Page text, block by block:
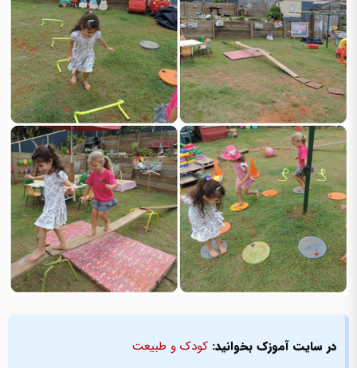
در سایت آموزک بخوانید: کودک و طبیعت